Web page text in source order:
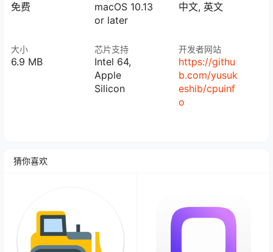
免费
大小
6.9 MB
macOS 10.13
or later
芯片支持
Intel 64,
Apple
Silicon
中文, 英文
开发者网站
https://githu
b.com/yusuk
eshib/cpuinf
o
猜你喜欢